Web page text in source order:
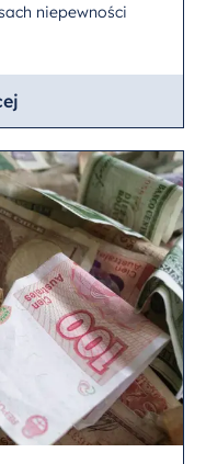
niepewności